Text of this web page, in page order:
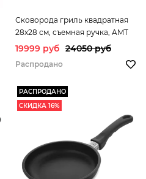
Сковорода гриль квадратная
28х28 см, съемная ручка, AMT
Frying Pans Titan арт. AMT I-
19999 руб 24050 руб
Распродано
РАСПРОДАНО
СКИДКА 16%